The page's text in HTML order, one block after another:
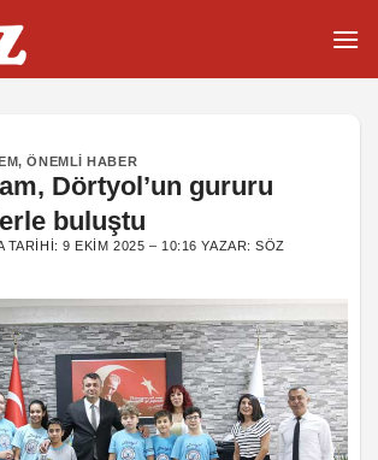
,ÖNEMLI HABER
Dörtyol’un gururu
buluştu
TARIHI:9 EKIM 2025 – 10:16 YAZAR:SÖZ